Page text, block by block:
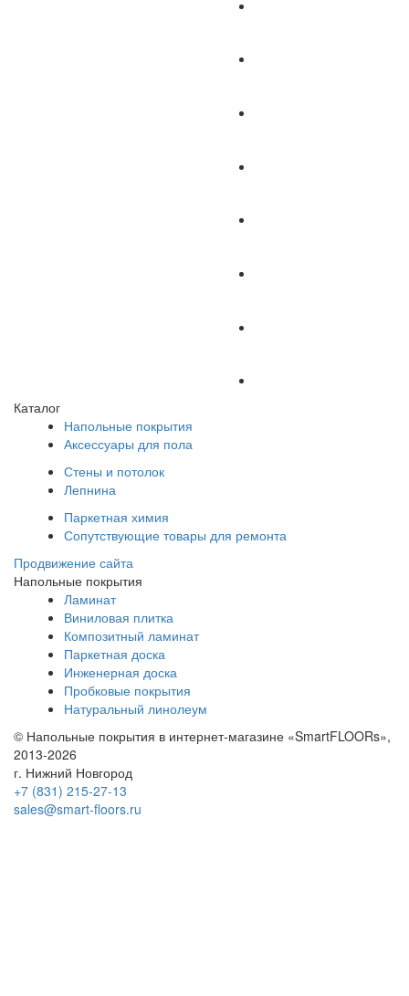
Каталог
Напольные покрытия
Аксессуары для пола
Стены и потолок
Лепнина
Паркетная химия
Сопутствующие товары для ремонта
Продвижение сайта
Напольные покрытия
Ламинат
Виниловая плитка
Композитный ламинат
Паркетная доска
Инженерная доска
Пробковые покрытия
Натуральный линолеум
© Напольные покрытия в интернет-магазине «SmartFLOORs»,
2013-2026
г. Нижний Новгород
+7 (831) 215-27-13
sales@smart-floors.ru